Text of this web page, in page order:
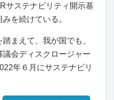
サステナビリティ開示基
を続けている。
まえて、我が国でも、
会ディスクロージャー
年６月にサステナビリ